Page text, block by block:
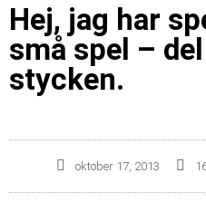
Hej, jag har
små spel –
stycken.
oktober 17, 2013